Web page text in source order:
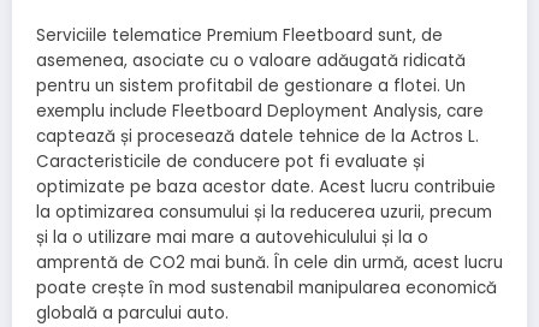
Serviciile telematice Premium Fleetboard sunt, de
asemenea, asociate cu o valoare adăugată ridicată
pentru un sistem profitabil de gestionare a flotei. Un
exemplu include Fleetboard Deployment Analysis, care
captează și procesează datele tehnice de la Actros L.
Caracteristicile de conducere pot fi evaluate și
optimizate pe baza acestor date. Acest lucru contribuie
la optimizarea consumului și la reducerea uzurii, precum
și la o utilizare mai mare a autovehiculului și la o
amprentă de CO2 mai bună. În cele din urmă, acest lucru
poate crește în mod sustenabil manipularea economică
globală a parcului auto.